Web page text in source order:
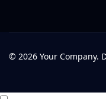
© 2026 Your Company.